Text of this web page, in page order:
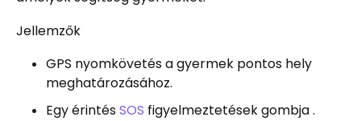
Jellemzők
GPS nyomkövetés a gyermek pontos hely
meghatározásához.
Egy érintésSOS figyelmeztetések gombja .